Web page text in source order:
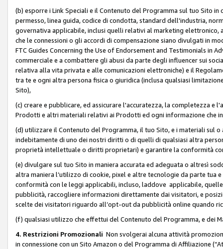
(b) esporre i Link Speciali e il Contenuto del Programma sul tuo Sito in
permesso, linea guida, codice di condotta, standard dell'industria,
governativa applicabile, inclusi quelli relativi al marketing
che le connessioni o gli accordi di compensazione siano divulgati in
FTC Guides Concerning the Use of Endorsement and Testimonials in
commerciale e a combattere gli abusi da parte degli influencer sui
relativa alla vita privata e alle comunicazioni elettroniche) e il
tra te e ogni altra persona fisica o giuridica (inclusa qualsiasi
Sito),
(c) creare e pubblicare, ed assicurare l'accuratezza, la completezza
Prodotti e altri materiali relativi ai Prodotti ed ogni informazione che
(d) utilizzare il Contenuto del Programma, il tuo Sito, e i materiali sul
indebitamente di uno dei nostri diritti o di quelli di qualsiasi altra
proprietà intellettuale o diritti proprietari) e garantire la conformità
(e) divulgare sul tuo Sito in maniera accurata ed adeguata o altresì
altra maniera l’utilizzo di cookie, pixel e altre tecnologie da parte tua
conformità con le leggi applicabili, incluso, laddove applicabile,
pubblicità, raccogliere informazioni direttamente dai visitatori, e
scelte dei visitatori riguardo all’opt-out da pubblicità online quando
(f) qualsiasi utilizzo che effettui del Contenuto del Programma, e dei
4. Restrizioni Promozionali Non svolgerai alcuna attività
in connessione con un Sito Amazon o del Programma di Affiliazione